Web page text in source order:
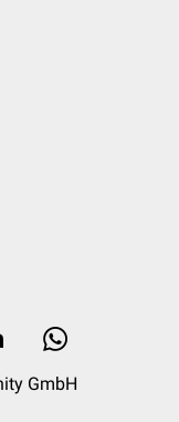
GmbH